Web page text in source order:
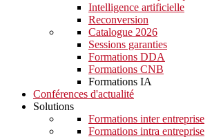
Intelligence artificielle
Reconversion
Catalogue 2026
Sessions garanties
Formations DDA
Formations CNB
Formations IA
Conférences d'actualité
Solutions
Formations inter entreprise
Formations intra entreprise